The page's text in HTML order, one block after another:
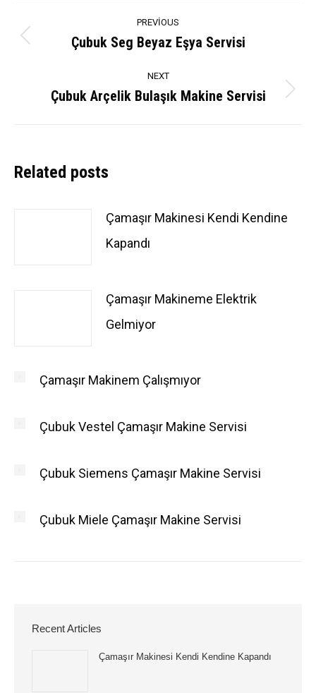
navigation
PREVIOUS
Previous
post:
Çubuk Seg Beyaz Eşya Servisi
NEXT
Next
Çubuk Arçelik Bulaşık Makine Servisi
Related posts
Çamaşır Makinesi Kendi Kendine
Kapandı
Çamaşır Makineme Elektrik
Gelmiyor
Çamaşır Makinem Çalışmıyor
Çubuk Vestel Çamaşır Makine Servisi
Çubuk Siemens Çamaşır Makine Servisi
Çubuk Miele Çamaşır Makine Servisi
Recent Articles
Çamaşır Makinesi Kendi Kendine Kapandı